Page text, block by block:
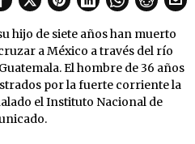
hijo de siete años han muerto
a México a través del río
El hombre de 36 años
por la fuerte corriente la
el Instituto Nacional de